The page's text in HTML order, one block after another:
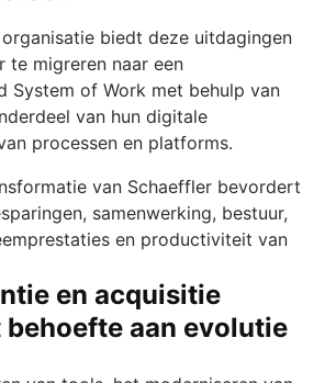
biedt deze uitdagingen
te migreren naar een
System of Work met behulp van
van hun digitale
processen en platforms.
van Schaeffler bevordert
samenwerking, bestuur,
en productiviteit van
en acquisitie
aan evolutie